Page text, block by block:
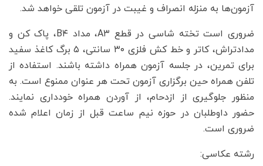
آزمون‌ها به منزله انصراف و غیبت در آزمون تلقی خواهد شد.
ضروری است تخته شاسی در قطع A۳، مداد B۴، پاک کن و
مدادتراش، کاتر و خط کش فلزی ۳۰ سانتی، ۵ برگ کاغذ سفید
برای تمرین، در جلسه آزمون همراه داشته باشند. استفاده از
تلفن همراه حین برگزاری آزمون تحت هر عنوان ممنوع است. به
منظور جلوگیری از ازدحام، از آوردن همراه خودداری نمایند.
حضور داوطلبان در حوزه نیم ساعت قبل از زمان اعلام شده
ضروری است.
رشته عکاسی: